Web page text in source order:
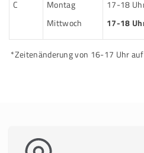
C
Montag
Mittwoch
17-18
17-18
*Zeitenänderung von 16-17 Uhr